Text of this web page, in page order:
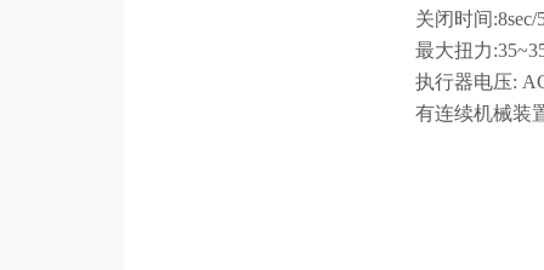
关闭时间:8sec/
最大扭力
执行器电压:
有连续机械装